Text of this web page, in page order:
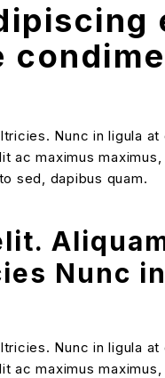
Nunc in ligula
ac maximus
sed, dapibus quam.
Nunc
Nunc in ligula
ac maximus